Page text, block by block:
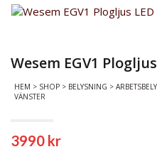
Wesem EGV1
HEM > SHOP > BELYSNING >
VÄNSTER
3990 kr